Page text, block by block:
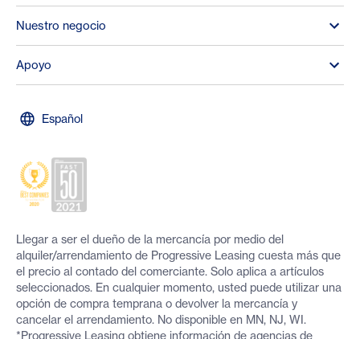
Nuestro negocio
Apoyo
Español
Llegar a ser el dueño de la mercancía por medio del
alquiler/arrendamiento de Progressive Leasing cuesta más que
el precio al contado del comerciante. Solo aplica a artículos
seleccionados. En cualquier momento, usted puede utilizar una
opción de compra temprana o devolver la mercancía y
cancelar el arrendamiento. No disponible en MN, NJ, WI.
*Progressive Leasing obtiene información de agencias de